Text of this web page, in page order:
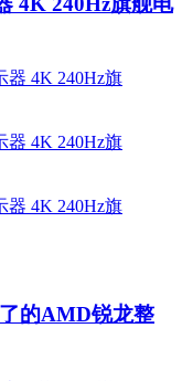
的AMD锐龙整